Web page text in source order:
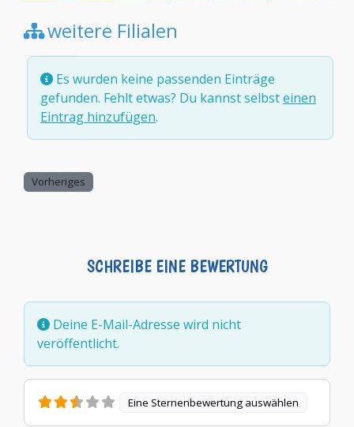
weitere Filialen
Es wurden keine passenden Einträge
gefunden. Fehlt etwas? Du kannst selbsteinen
Eintrag hinzufügen.
Vorheriges
SCHREIBE EINE BEWERTUNG
Deine E-Mail-Adresse wird nicht
veröffentlicht.
Eine Sternenbewertung auswählen